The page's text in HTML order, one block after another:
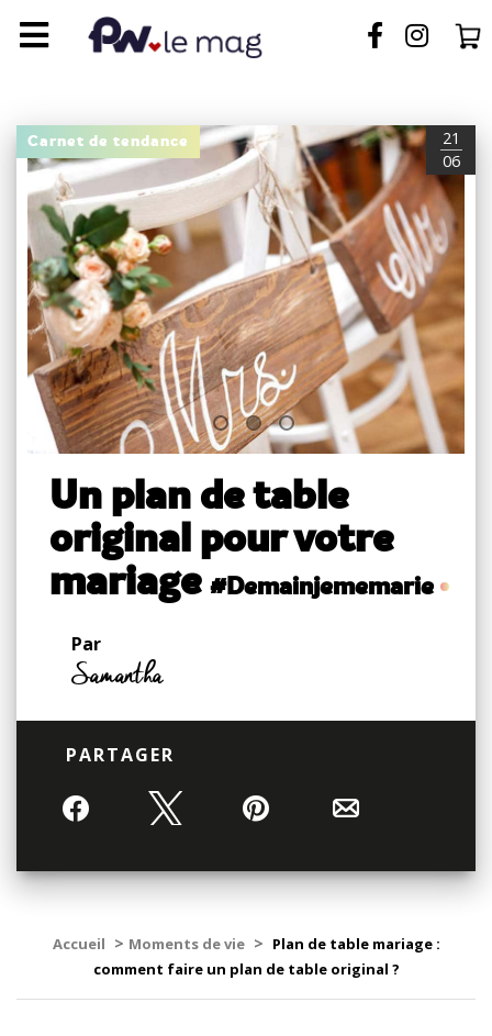
Carnet de tendance
21
06
Un plan de table
original pour votre
mariage #Demainjememarie
Par
Samantha
PARTAGER
Partagez Tweetez Épingle
Accueil > Moments de vie > Plan de table mariage :
comment faire un plan de table original ?